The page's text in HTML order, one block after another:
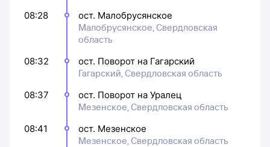
08:28
ост. Малобрусянское
Малобрусянское, Свердловская
область
08:32
ост. Поворот на Гагарский
Гагарский, Свердловская область
08:37
ост. Поворот на Уралец
Мезенское, Свердловская область
08:41
ост. Мезенское
Мезенское, Свердловская область